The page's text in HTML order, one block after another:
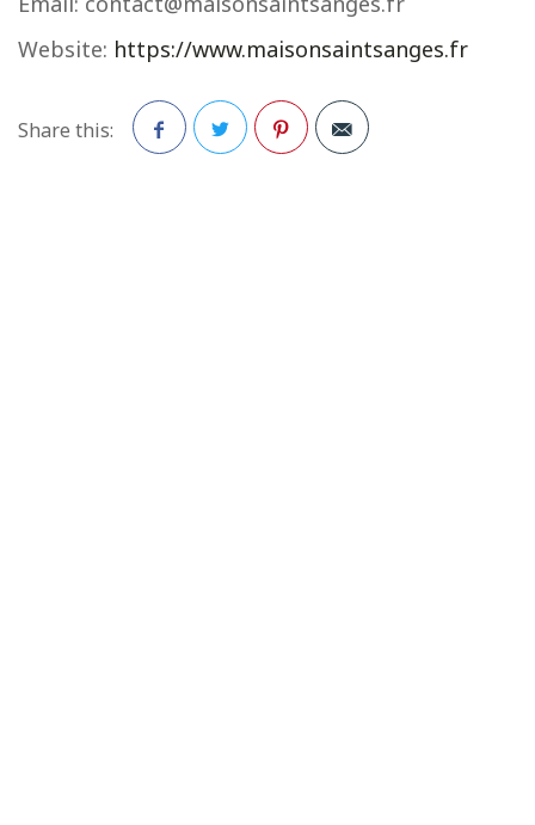
Website: https://www.maisonsaintsanges.fr
Share this: